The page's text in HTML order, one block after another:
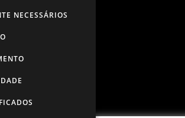
NECESSÁRIOS